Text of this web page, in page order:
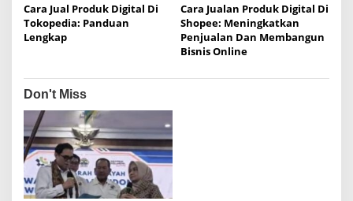
n
Cara Jual Produk Digital Di
Tokopedia: Panduan
Lengkap
Cara Jualan Produk Digital Di
Shopee: Meningkatkan
Penjualan Dan Membangun
Bisnis Online
Don't Miss